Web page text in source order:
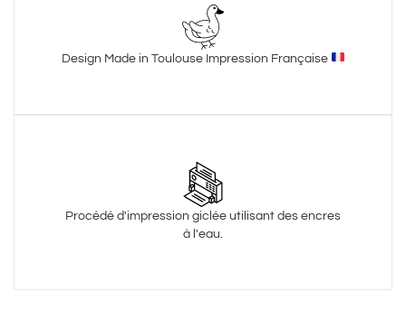
Design Made in Toulouse Impression Française
Procédé d'impression giclée utilisant des encres
à l'eau.